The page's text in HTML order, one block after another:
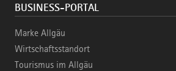
BUSINESS-PORTAL
Marke Allgäu
Wirtschaftsstandort
Tourismus im Allgäu